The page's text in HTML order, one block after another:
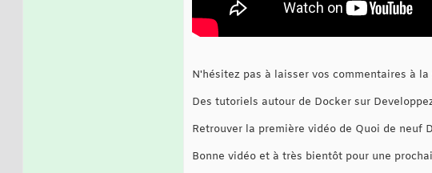
N'hésitez pas à laisser vos commentaires à
Des tutoriels autour de Docker sur
Retrouver la première vidéo de Quoi de neuf
Bonne vidéo et à très bientôt pour une